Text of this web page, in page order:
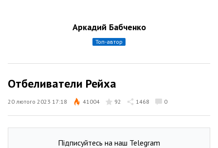
Аркадий Бабченко
топ-автор
Отбеливатели Рейха
20 лютого 2023 17:18 41004 92 1468 0
Підписуйтесь на наш Telegram